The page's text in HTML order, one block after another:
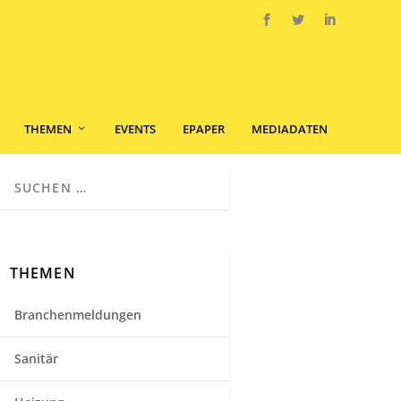
THEMEN EVENTS EPAPER MEDIADATEN
THEMEN
Branchenmeldungen
Sanitär